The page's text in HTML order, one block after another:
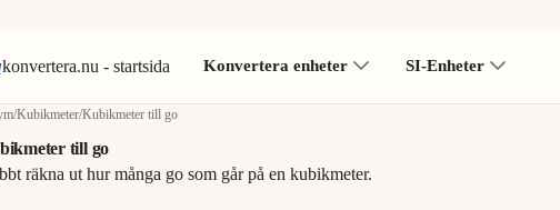
konvertera.nu - startsida Konvertera enheter SI-Enheter
/Kubikmeter/Kubikmeter till go
till go
räkna ut hur många go som går på en kubikmeter.